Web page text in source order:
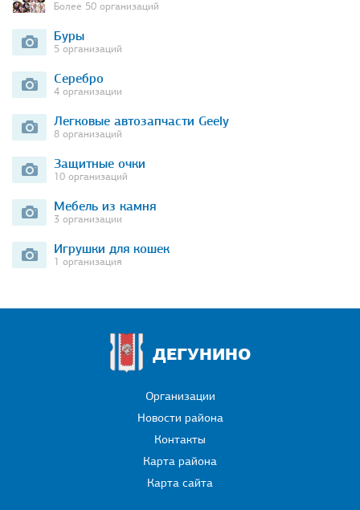
Более 50 организаций
Буры
5 организаций
Серебро
4 организации
Легковые автозапчасти Geely
8 организаций
Защитные очки
10 организаций
Мебель из камня
3 организации
Игрушки для кошек
1 организация
ДЕГУНИНО
Организации
Новости района
Контакты
Карта района
Карта сайта